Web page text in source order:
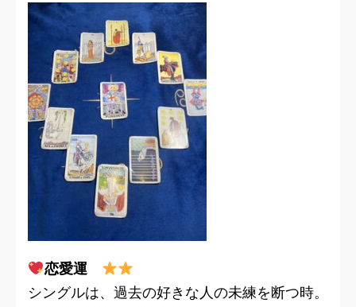
恋愛運
シングルは、過去の好きな人の未練を断つ時。